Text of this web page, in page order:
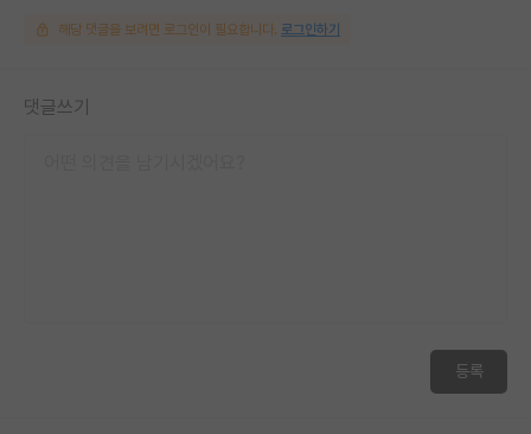
해당 댓글을 보려면 로그인이 필요합니다. 로그인하기
댓글쓰기
등록